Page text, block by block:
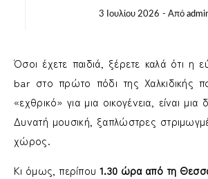
3 Ιουλίου 2026 - Από
Όσοι έχετε παιδιά, ξέρετε καλά ότι η
bar στο πρώτο πόδι της Χαλκιδικής
«εχθρικό» για μια οικογένεια, είναι
Δυνατή μουσική, ξαπλώστρες
χώρος.
Κι όμως, περίπου 1.30 ώρα από τη